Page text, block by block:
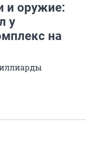
и оружие:
у
на